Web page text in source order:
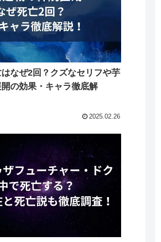
なぜ2回？クズなセリフや芋
の効果・キャラ徹底解
2025.02.26